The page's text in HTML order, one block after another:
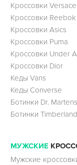
Кроссовки Versace
Кроссовки Reebok
Кроссовки Asics
Кроссовки Puma
Кроссовки Under
Кроссовки Dior
Кеды Vans
Кеды Converse
Ботинки Dr. Martens
Ботинки Timberland
МУЖСКИЕ
Мужские